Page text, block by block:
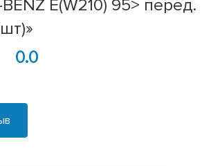
BENZ E(W210) 95> перед.
0.0